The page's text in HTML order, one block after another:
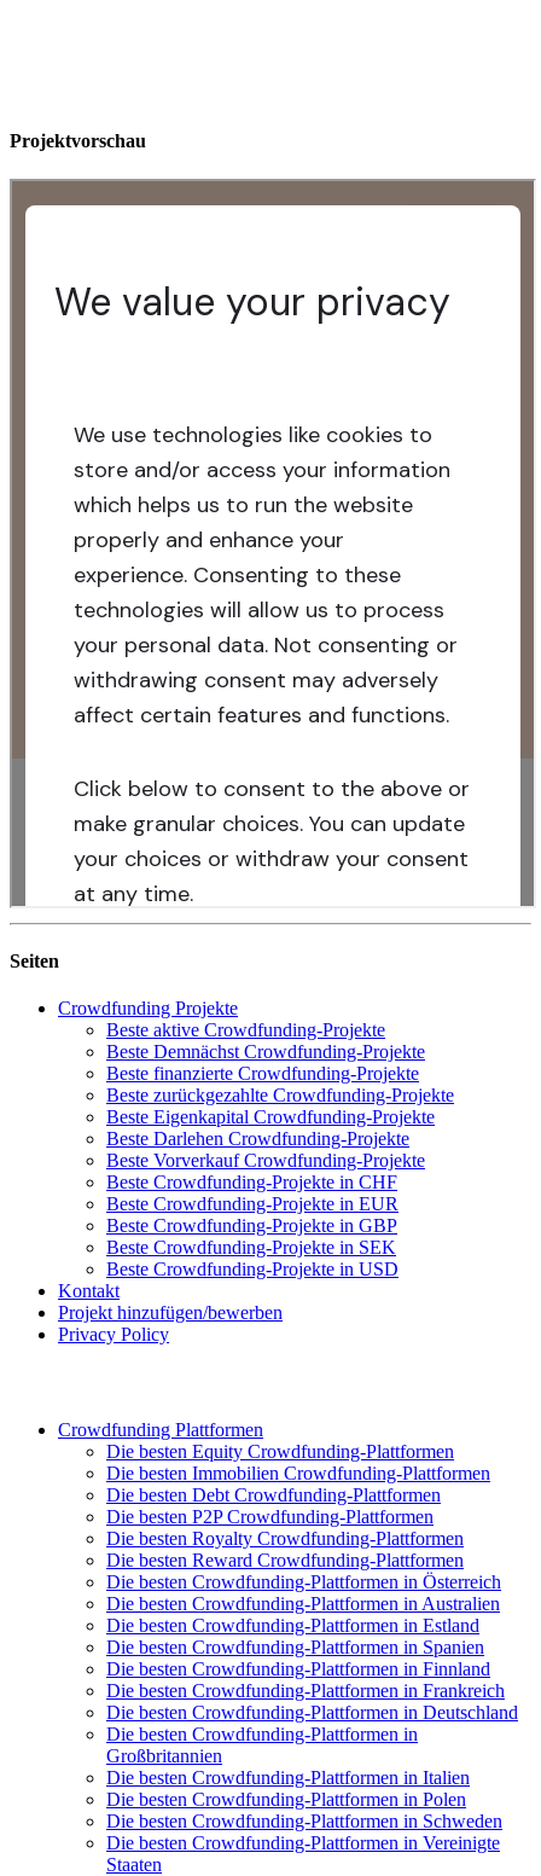
Projektvorschau
Seiten
Crowdfunding Projekte
Beste aktive Crowdfunding-Projekte
Beste Demnächst Crowdfunding-Projekte
Beste finanzierte Crowdfunding-Projekte
Beste zurückgezahlte Crowdfunding-Projekte
Beste Eigenkapital Crowdfunding-Projekte
Beste Darlehen Crowdfunding-Projekte
Beste Vorverkauf Crowdfunding-Projekte
Beste Crowdfunding-Projekte in CHF
Beste Crowdfunding-Projekte in EUR
Beste Crowdfunding-Projekte in GBP
Beste Crowdfunding-Projekte in SEK
Beste Crowdfunding-Projekte in USD
Kontakt
Projekt hinzufügen/bewerben
Privacy Policy
Crowdfunding Plattformen
Die besten Equity Crowdfunding-Plattformen
Die besten Immobilien Crowdfunding-Plattformen
Die besten Debt Crowdfunding-Plattformen
Die besten P2P Crowdfunding-Plattformen
Die besten Royalty Crowdfunding-Plattformen
Die besten Reward Crowdfunding-Plattformen
Die besten Crowdfunding-Plattformen in Österreich
Die besten Crowdfunding-Plattformen in Australien
Die besten Crowdfunding-Plattformen in Estland
Die besten Crowdfunding-Plattformen in Spanien
Die besten Crowdfunding-Plattformen in Finnland
Die besten Crowdfunding-Plattformen in Frankreich
Die besten Crowdfunding-Plattformen in Deutschland
Die besten Crowdfunding-Plattformen in
Großbritannien
Die besten Crowdfunding-Plattformen in Italien
Die besten Crowdfunding-Plattformen in Polen
Die besten Crowdfunding-Plattformen in Schweden
Die besten Crowdfunding-Plattformen in Vereinigte
Staaten